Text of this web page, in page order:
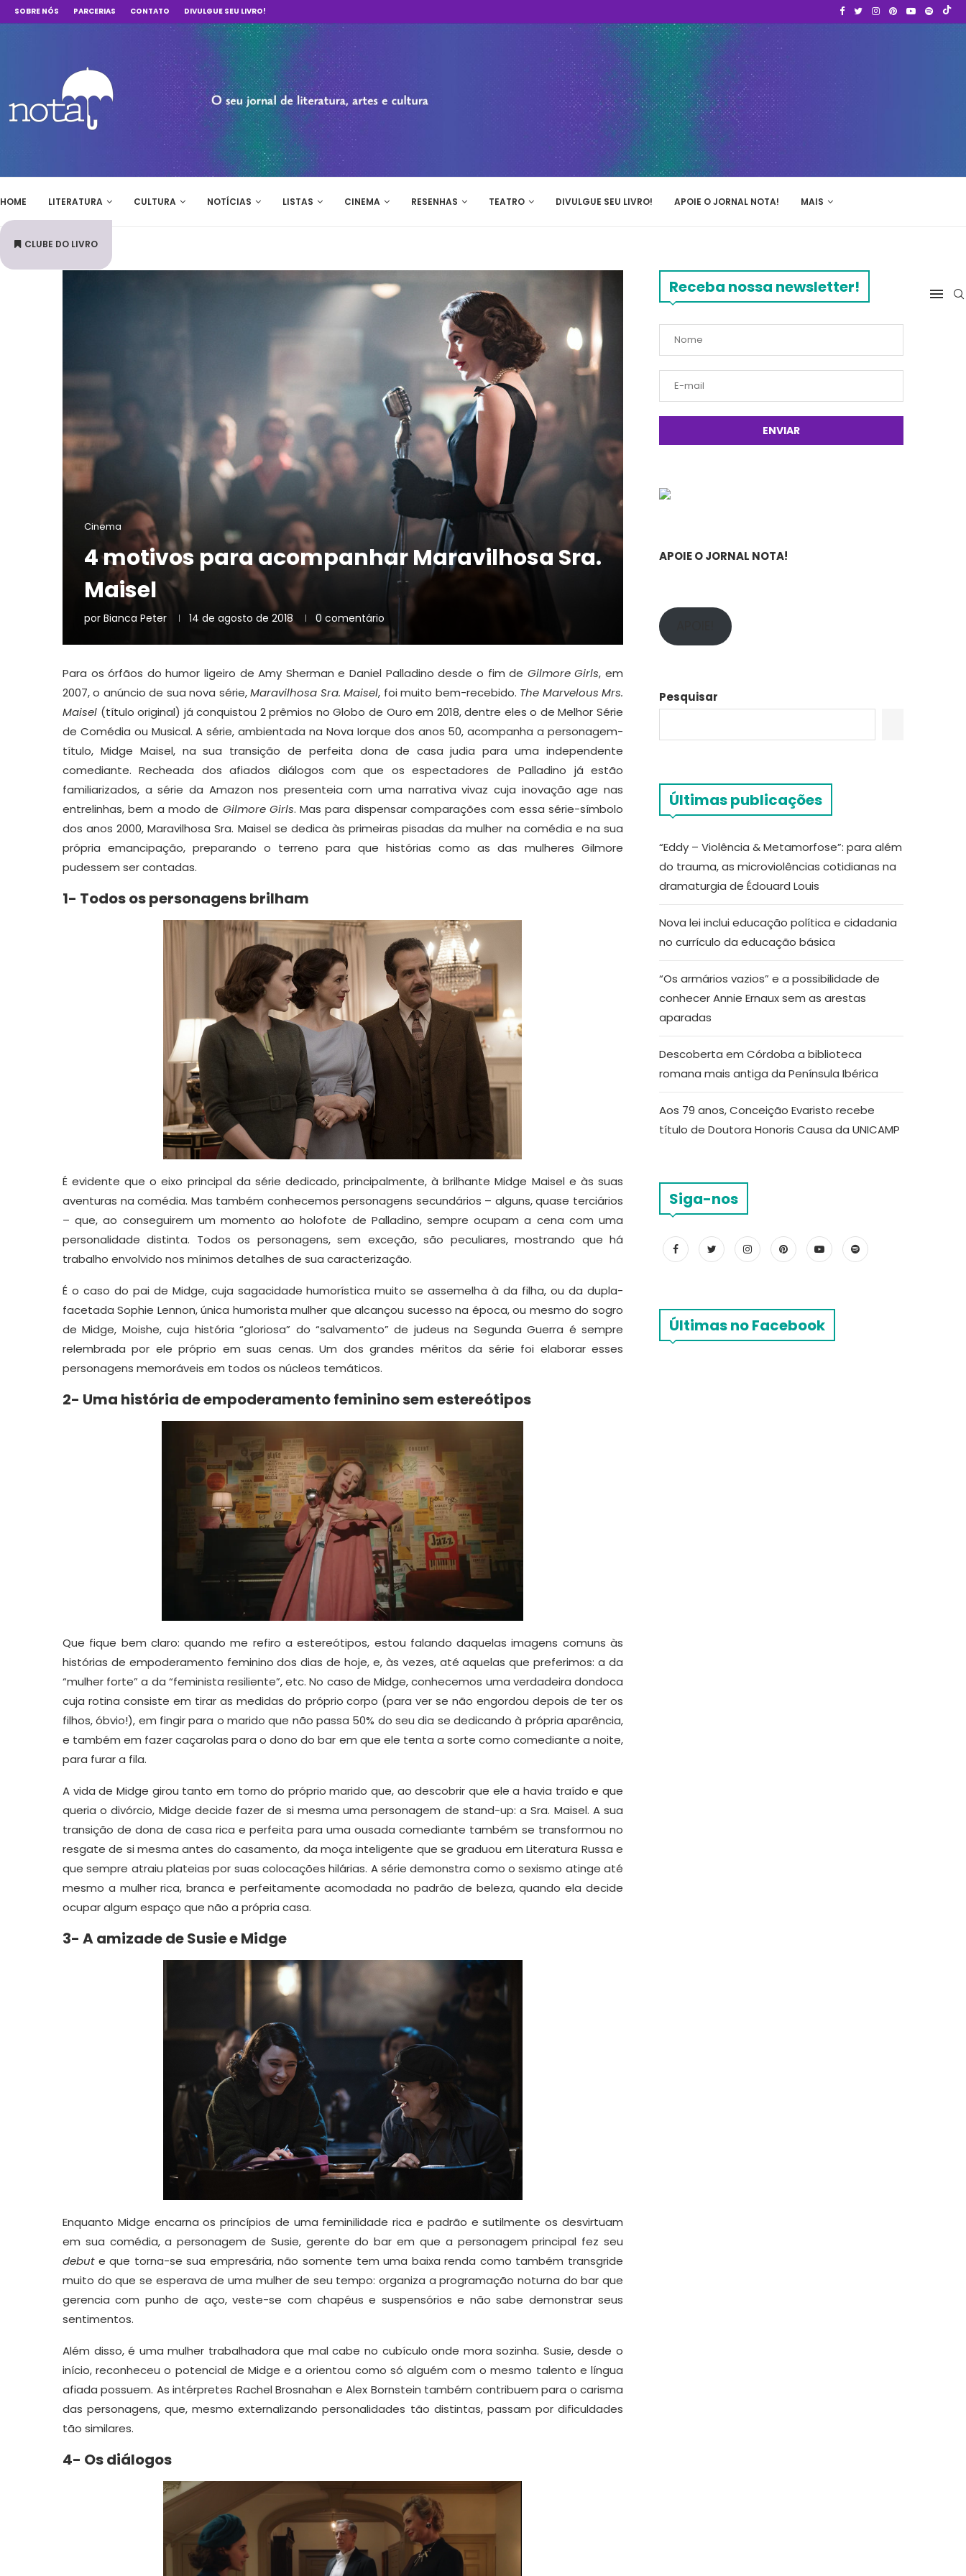
SOBRE NÓS PARCERIAS CONTATO DIVULGUE SEU LIVRO!
HOME LITERATURA CULTURA NOTÍCIAS LISTAS CINEMA RESENHAS TEATRO DIVULGUE SEU LIVRO! APOIE O JORNAL NOTA! MAIS
CLUBE DO LIVRO
Cinema
4 motivos para acompanhar Maravilhosa Sra.
Maisel
por Bianca Peter 14 de agosto de 2018 0 comentário
Para os órfãos do humor ligeiro de Amy Sherman e Daniel Palladino desde o fim de Gilmore Girls, em
2007, o anúncio de sua nova série,Maravilhosa Sra. Maisel, foi muito bem-recebido. The Marvelous Mrs.
Maisel (título original) já conquistou 2 prêmios no Globo de Ouro em 2018, dentre eles o de Melhor Série
de Comédia ou Musical. A série, ambientada na Nova Iorque dos anos 50, acompanha a personagem-
título, Midge Maisel, na sua transição de perfeita dona de casa judia para uma independente
comediante. Recheada dos afiados diálogos com que os espectadores de Palladino já estão
familiarizados, a série da Amazon nos presenteia com uma narrativa vivaz cuja inovação age nas
entrelinhas, bem a modo de Gilmore Girls. Mas para dispensar comparações com essa série-símbolo
dos anos 2000, Maravilhosa Sra. Maisel se dedica às primeiras pisadas da mulher na comédia e na sua
própria emancipação, preparando o terreno para que histórias como as das mulheres Gilmore
pudessem ser contadas.
1- Todos os personagens brilham
É evidente que o eixo principal da série dedicado, principalmente, à brilhante Midge Maisel e às suas
aventuras na comédia. Mas também conhecemos personagens secundários – alguns, quase terciários
– que, ao conseguirem um momento ao holofote de Palladino, sempre ocupam a cena com uma
personalidade distinta. Todos os personagens, sem exceção, são peculiares, mostrando que há
trabalho envolvido nos mínimos detalhes de sua caracterização.
É o caso do pai de Midge, cuja sagacidade humorística muito se assemelha à da filha, ou da dupla-
facetada Sophie Lennon, única humorista mulher que alcançou sucesso na época, ou mesmo do sogro
de Midge, Moishe, cuja história “gloriosa” do “salvamento” de judeus na Segunda Guerra é sempre
relembrada por ele próprio em suas cenas. Um dos grandes méritos da série foi elaborar esses
personagens memoráveis em todos os núcleos temáticos.
2- Uma história de empoderamento feminino sem estereótipos
Que fique bem claro: quando me refiro a estereótipos, estou falando daquelas imagens comuns às
histórias de empoderamento feminino dos dias de hoje, e, às vezes, até aquelas que preferimos: a da
“mulher forte” a da “feminista resiliente”, etc. No caso de Midge, conhecemos uma verdadeira dondoca
cuja rotina consiste em tirar as medidas do próprio corpo (para ver se não engordou depois de ter os
filhos, óbvio!), em fingir para o marido que não passa 50% do seu dia se dedicando à própria aparência,
e também em fazer caçarolas para o dono do bar em que ele tenta a sorte como comediante a noite,
para furar a fila.
A vida de Midge girou tanto em torno do próprio marido que, ao descobrir que ele a havia traído e que
queria o divórcio, Midge decide fazer de si mesma uma personagem de stand-up: a Sra. Maisel. A sua
transição de dona de casa rica e perfeita para uma ousada comediante também se transformou no
resgate de si mesma antes do casamento, da moça inteligente que se graduou em Literatura Russa e
que sempre atraiu plateias por suas colocações hilárias. A série demonstra como o sexismo atinge até
mesmo a mulher rica, branca e perfeitamente acomodada no padrão de beleza, quando ela decide
ocupar algum espaço que não a própria casa.
3- A amizade de Susie e Midge
Enquanto Midge encarna os princípios de uma feminilidade rica e padrão e sutilmente os desvirtuam
em sua comédia, a personagem de Susie, gerente do bar em que a personagem principal fez seu
debute que torna-se sua empresária, não somente tem uma baixa renda como também transgride
muito do que se esperava de uma mulher de seu tempo: organiza a programação noturna do bar que
gerencia com punho de aço, veste-se com chapéus e suspensórios e não sabe demonstrar seus
sentimentos.
Além disso, é uma mulher trabalhadora que mal cabe no cubículo onde mora sozinha. Susie, desde o
início, reconheceu o potencial de Midge e a orientou como só alguém com o mesmo talento e língua
afiada possuem. As intérpretes Rachel Brosnahan e Alex Bornstein também contribuem para o carisma
das personagens, que, mesmo externalizando personalidades tão distintas, passam por dificuldades
tão similares.
4- Os diálogos
Receba nossa newsletter!
APOIE O JORNAL NOTA!
Pesquisar
Últimas publicações
“Eddy – Violência & Metamorfose”: para além
do trauma, as microviolências cotidianas na
dramaturgia de Édouard Louis
Nova lei inclui educação política e cidadania
no currículo da educação básica
“Os armários vazios” e a possibilidade de
conhecer Annie Ernaux sem as arestas
aparadas
Descoberta em Córdoba a biblioteca
romana mais antiga da Península Ibérica
Aos 79 anos, Conceição Evaristo recebe
título de Doutora Honoris Causa da UNICAMP
Siga-nos
Últimas no Facebook